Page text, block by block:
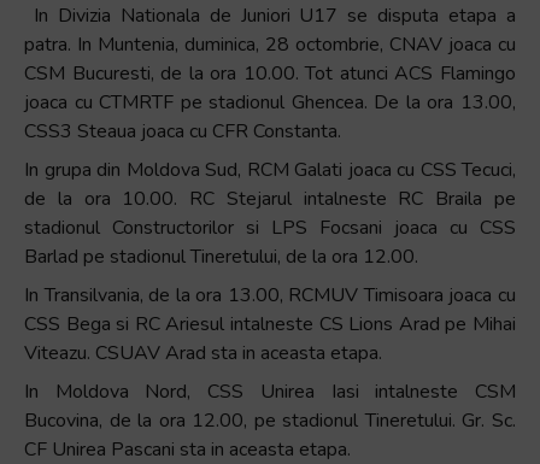
In Divizia Nationala de Juniori U17 se disputa etapa a
patra. In Muntenia, duminica, 28 octombrie, CNAV joaca cu
CSM Bucuresti, de la ora 10.00. Tot atunci ACS Flamingo
joaca cu CTMRTF pe stadionul Ghencea. De la ora 13.00,
CSS3 Steaua joaca cu CFR Constanta.
In grupa din Moldova Sud, RCM Galati joaca cu CSS Tecuci,
de la ora 10.00. RC Stejarul intalneste RC Braila pe
stadionul Constructorilor si LPS Focsani joaca cu CSS
Barlad pe stadionul Tineretului, de la ora 12.00.
In Transilvania, de la ora 13.00, RCMUV Timisoara joaca cu
CSS Bega si RC Ariesul intalneste CS Lions Arad pe Mihai
Viteazu. CSUAV Arad sta in aceasta etapa.
In Moldova Nord, CSS Unirea Iasi intalneste CSM
Bucovina, de la ora 12.00, pe stadionul Tineretului. Gr. Sc.
CF Unirea Pascani sta in aceasta etapa.